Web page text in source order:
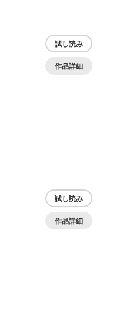
試し読み
作品詳細
試し読み
作品詳細